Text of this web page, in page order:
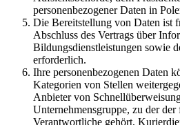
personenbezogener Daten in
Die Bereitstellung von Daten ist
Abschluss des Vertrags über
Bildungsdienstleistungen sowie
erforderlich.
Ihre personenbezogenen Daten
Kategorien von Stellen
Anbieter von
Unternehmensgruppe, zu der
Verantwortliche gehört,